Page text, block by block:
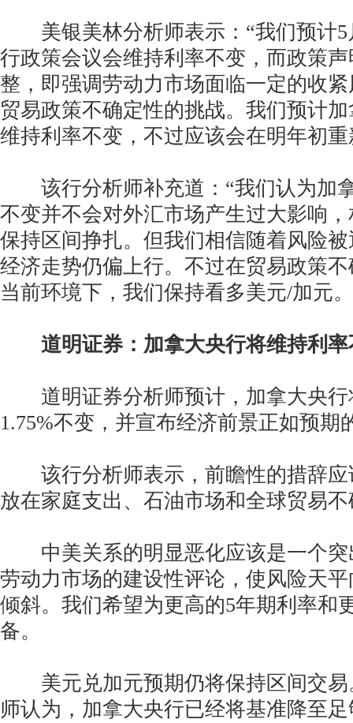
美银美林分析师表示：“我们预计5
行政策会议会维持利率不变，而政策
整，即强调劳动力市场面临一定的收
贸易政策不确定性的挑战。我们预计
维持利率不变，不过应该会在明年初重
该行分析师补充道：“我们认为加
不变并不会对外汇市场产生过大影响
保持区间挣扎。但我们相信随着风险
经济走势仍偏上行。不过在贸易政策
当前环境下，我们保持看多美元/加元
道明证券：加拿大央行将维持利
道明证券分析师预计，加拿大央行
1.75%不变，并宣布经济前景正如预期
该行分析师表示，前瞻性的措辞应
放在家庭支出、石油市场和全球贸易
中美关系的明显恶化应该是一个突
劳动力市场的建设性评论，使风险天
倾斜。我们希望为更高的5年期利率和
备。
美元兑加元预期仍将保持区间交易
师认为，加拿大央行已经将基准降至